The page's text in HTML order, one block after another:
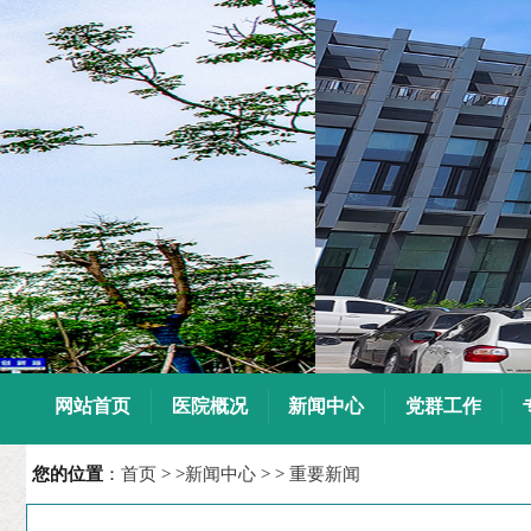
7 8 9 10
网站首页 医院概况 新闻中心 党群工作
您的位置 ： 首页 > >新闻中心 > > 重要新闻